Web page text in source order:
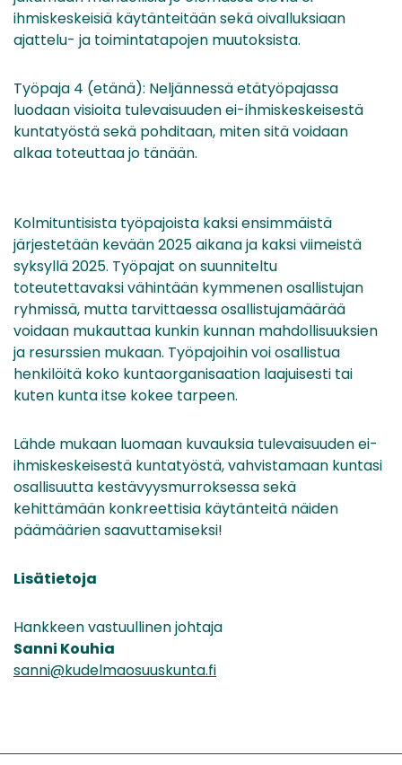
ihmiskeskeisiä käytänteitään sekä oivalluksiaan
ajattelu- ja toimintatapojen muutoksista.
Työpaja 4 (etänä): Neljännessä etätyöpajassa
luodaan visioita tulevaisuuden ei-ihmiskeskeisestä
kuntatyöstä sekä pohditaan, miten sitä voidaan
alkaa toteuttaa jo tänään.
Kolmituntisista työpajoista kaksi ensimmäistä
järjestetään kevään 2025 aikana ja kaksi viimeistä
syksyllä 2025. Työpajat on suunniteltu
toteutettavaksi vähintään kymmenen osallistujan
ryhmissä, mutta tarvittaessa osallistujamäärää
voidaan mukauttaa kunkin kunnan mahdollisuuksien
ja resurssien mukaan. Työpajoihin voi osallistua
henkilöitä koko kuntaorganisaation laajuisesti tai
kuten kunta itse kokee tarpeen.
Lähde mukaan luomaan kuvauksia tulevaisuuden ei-
ihmiskeskeisestä kuntatyöstä, vahvistamaan kuntasi
osallisuutta kestävyysmurroksessa sekä
kehittämään konkreettisia käytänteitä näiden
päämäärien saavuttamiseksi!
Lisätietoja
Hankkeen vastuullinen johtaja
Sanni Kouhia
sanni@kudelmaosuuskunta.fi